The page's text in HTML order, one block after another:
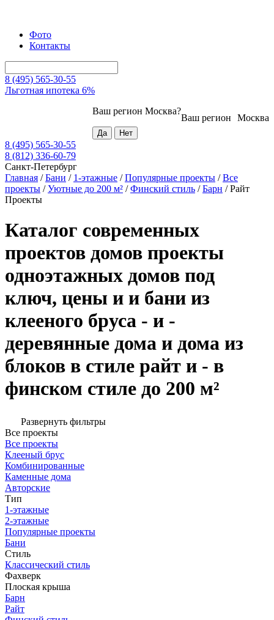
Фото
Контакты
8 (495) 565-30-55
Льготная ипотека 6%
Москва
Ваш регион
Ваш регион Москва?
8 (495) 565-30-55
8 (812) 336-60-79
Санкт-Петербург
Главная /Бани / 1-этажные /Популярные проекты /Все
проекты /Уютные до 200 м² /Финский стиль /Барн /Райт
Проекты
Каталог современных
проектов домов проекты
одноэтажных домов под
ключ, цены и и бани из
клееного бруса - и -
деревянные дома и дома из
блоков в стиле райт и - в
финском стиле до 200 м²
Развернуть фильтры
Все проекты
Все проекты
Клееный брус
Комбинированные
Каменные дома
Авторские
Тип
1-этажные
2-этажные
Популярные проекты
Бани
Стиль
Классический стиль
Фахверк
Плоская крыша
Барн
Райт